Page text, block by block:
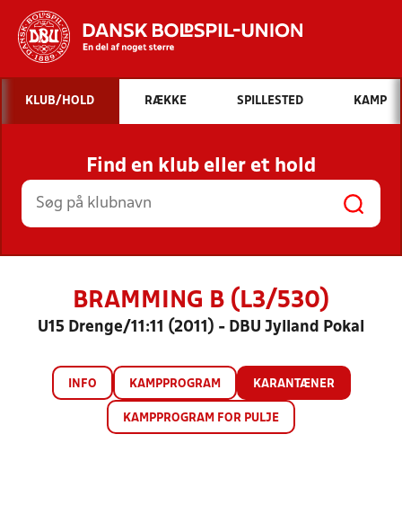
Hvad vil du søge efter?
INDHOLD OG NYHEDER
STILLINGER, RESULTATER, KLUBBER OG
HOLD
KLUB/HOLD RÆKKE SPILLESTED KAMP
Find en klub eller et hold
BRAMMING B (L3/530)
U15 Drenge/11:11 (2011) - DBU Jylland Pokal
INFO KAMPPROGRAM KARANTÆNER
KAMPPROGRAM FOR PULJE